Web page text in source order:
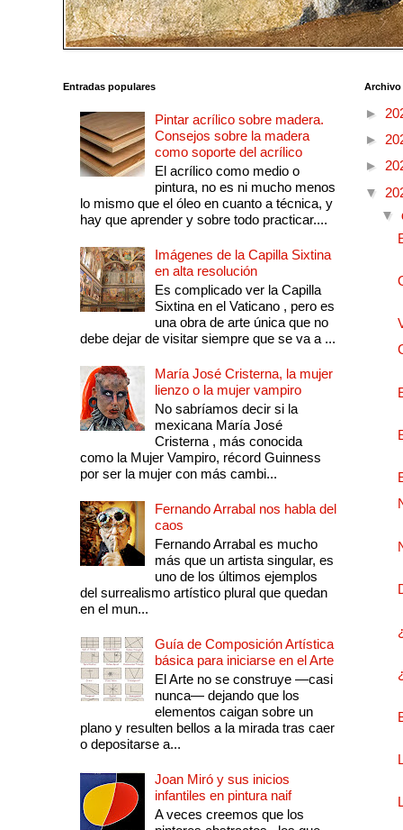
Entradas populares
Pintar acrílico sobre madera.
Consejos sobre la madera
como soporte del acrílico
El acrílico como medio o
pintura, no es ni mucho menos
lo mismo que el óleo en cuanto a técnica, y
hay que aprender y sobre todo practicar....
Imágenes de la Capilla Sixtina
en alta resolución
Es complicado ver la Capilla
Sixtina en el Vaticano , pero es
una obra de arte única que no
debe dejar de visitar siempre que se va a ...
María José Cristerna, la mujer
lienzo o la mujer vampiro
No sabríamos decir si la
mexicana María José
Cristerna , más conocida
como la Mujer Vampiro, récord Guinness
por ser la mujer con más cambi...
Fernando Arrabal nos habla del
caos
Fernando Arrabal es mucho
más que un artista singular, es
uno de los últimos ejemplos
del surrealismo artístico plural que quedan
en el mun...
Guía de Composición Artística
básica para iniciarse en el Arte
El Arte no se construye —casi
nunca— dejando que los
elementos caigan sobre un
plano y resulten bellos a la mirada tras caer
o depositarse a...
Joan Miró y sus inicios
infantiles en pintura naif
A veces creemos que los
►
►
►
▼
▼